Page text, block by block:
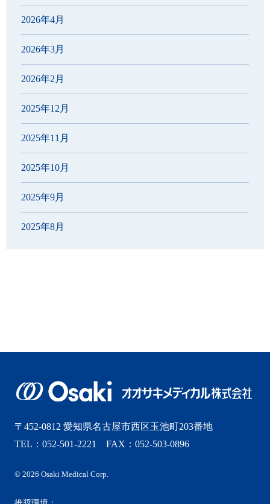
2026年4月
2026年3月
2026年2月
2025年12月
2025年11月
2025年10月
2025年9月
2025年8月
2025年2月
2025年1月
〒452-0812 愛知県名古屋市西区玉池町203番地
TEL：052-501-2221 FAX：052-503-0896
© 2026 Osaki Medical Corp.